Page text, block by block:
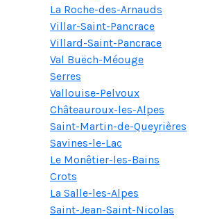
La Roche-des-Arnauds
Villar-Saint-Pancrace
Villard-Saint-Pancrace
Val Buëch-Méouge
Serres
Vallouise-Pelvoux
Châteauroux-les-Alpes
Saint-Martin-de-Queyrières
Savines-le-Lac
Le Monêtier-les-Bains
Crots
La Salle-les-Alpes
Saint-Jean-Saint-Nicolas